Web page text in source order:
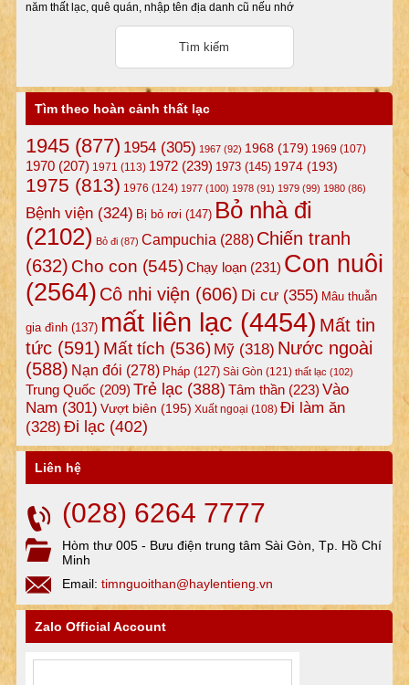
năm thất lạc, quê quán, nhập tên địa danh cũ nếu nhớ
Tìm theo hoàn cảnh thất lạc
1945(877) 1954(305) 1967(92) 1968(179) 1969 (107)
1970(207) 1971 (113) 1972(239) 1973(145) 1974(193)
1975 (813) 1976 (124) 1977(100) 1978(91) 1979(99) 1980(86)
Bệnh viện(324) Bị bỏ rơi (147) Bỏ nhà đi
(2102) Bỏ đi(87) Campuchia (288) Chiến tranh
(632) Cho con (545)Chạy loạn(231) Con nuôi
(2564) Cô nhi viện (606) Di cư(355) Mâu thuẫn
gia đình(137) mất liên lạc (4454) Mất tin
tức(591) Mất tích (536) Mỹ(318) Nước ngoài
(588) Nạn đói (278) Pháp(127) Sài Gòn (121) thất lạc (102)
Trung Quốc (209) Trẻ lạc(388) Tâm thần(223) Vào
Nam (301) Vượt biên (195) Xuất ngoại (108) Đi làm ăn
(328) Đi lạc(402)
Liên hệ
(028) 6264 7777
Hòm thư 005 - Bưu điện trung tâm Sài Gòn, Tp. Hồ Chí
Minh
Email: timnguoithan@haylentieng.vn
Zalo Official Account